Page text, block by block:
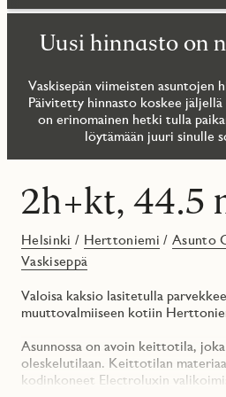
Uusi hinnasto on
Vaskisepän viimeisten asuntojen
Päivitetty hinnasto koskee
on erinomainen hetki tulla
löytämään juuri sinulle
2h+kt, 44.5
Helsinki / Herttoniemi /Asunto
Vaskiseppä
Valoisa kaksio lasitetulla
muuttovalmiiseen kotiin
Asunnossa on avoin keittotila,
oleskelutilaan. Keittotilan
kodinkoneet Electroluxin